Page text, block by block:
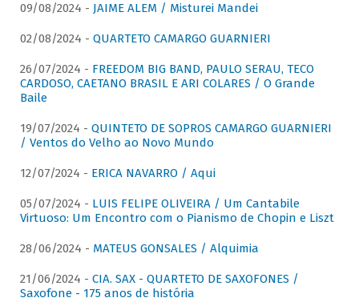
09/08/2024 - JAIME ALEM / Misturei Mandei
02/08/2024 - QUARTETO CAMARGO GUARNIERI
26/07/2024 - FREEDOM BIG BAND, PAULO SERAU, TECO
CARDOSO, CAETANO BRASIL E ARI COLARES / O Grande
Baile
19/07/2024 - QUINTETO DE SOPROS CAMARGO GUARNIERI
/ Ventos do Velho ao Novo Mundo
12/07/2024 - ERICA NAVARRO / Aqui
05/07/2024 - LUIS FELIPE OLIVEIRA / Um Cantabile
Virtuoso: Um Encontro com o Pianismo de Chopin e Liszt
28/06/2024 - MATEUS GONSALES / Alquimia
21/06/2024 - CIA. SAX - QUARTETO DE SAXOFONES /
Saxofone - 175 anos de história